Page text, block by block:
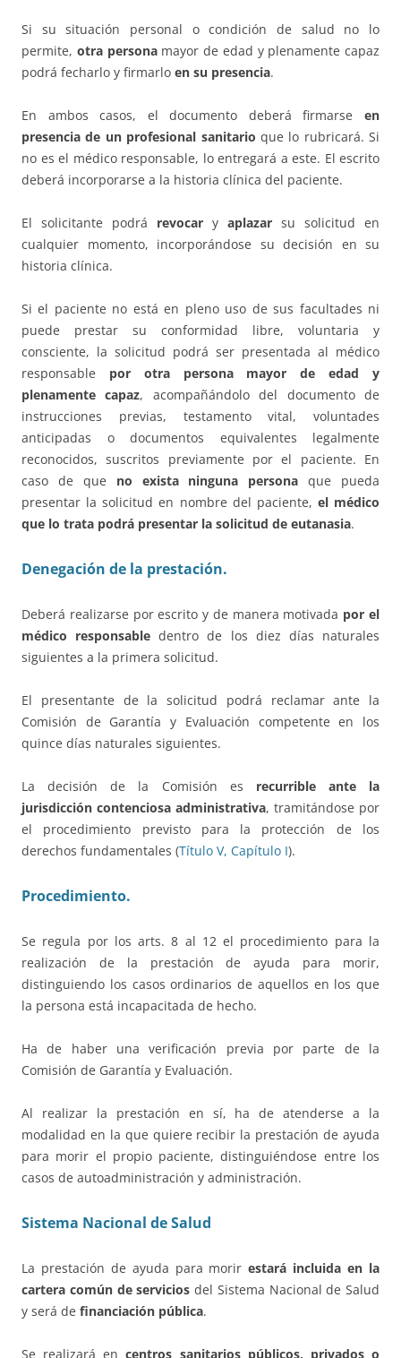
Si su situación personal o condición de salud no lo
permite, otra personamayor de edad y plenamente capaz
podrá fecharlo y firmarlo en su presencia.
En ambos casos, el documento deberá firmarse en
presencia de un profesional sanitario que lo rubricará. Si
no es el médico responsable, lo entregará a este. El escrito
deberá incorporarse a la historia clínica del paciente.
El solicitante podrá revocar y aplazar su solicitud en
cualquier momento, incorporándose su decisión en su
historia clínica.
Si el paciente no está en pleno uso de sus facultades ni
puede prestar su conformidad libre, voluntaria y
consciente, la solicitud podrá ser presentada al médico
responsable por otra persona mayor de edad y
plenamente capaz, acompañándolo del documento de
instrucciones previas, testamento vital, voluntades
anticipadas o documentos equivalentes legalmente
reconocidos, suscritos previamente por el paciente. En
caso de que no exista ninguna persona que pueda
presentar la solicitud en nombre del paciente, el médico
que lo trata podrá presentar la solicitud de eutanasia.
Denegación de la prestación.
Deberá realizarse por escrito y de manera motivada por el
médico responsable dentro de los diez días naturales
siguientes a la primera solicitud.
El presentante de la solicitud podrá reclamar ante la
Comisión de Garantía y Evaluación competente en los
quince días naturales siguientes.
La decisión de la Comisión es recurrible ante la
jurisdicción contenciosa administrativa, tramitándose por
el procedimiento previsto para la protección de los
derechos fundamentales (Título V, Capítulo I).
Procedimiento.
Se regula por los arts. 8 al 12 el procedimiento para la
realización de la prestación de ayuda para morir,
distinguiendo los casos ordinarios de aquellos en los que
la persona está incapacitada de hecho.
Ha de haber una verificación previa por parte de la
Comisión de Garantía y Evaluación.
Al realizar la prestación en sí, ha de atenderse a la
modalidad en la que quiere recibir la prestación de ayuda
para morir el propio paciente, distinguiéndose entre los
casos de autoadministración y administración.
Sistema Nacional de Salud
La prestación de ayuda para morirestará incluida en la
cartera común de servicios del Sistema Nacional de Salud
y será de financiación pública.
Se realizará encentros sanitarios públicos, privados o